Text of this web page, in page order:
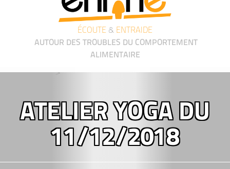
ÉCOUTE & ENTRAIDE
AUTOUR DES TROUBLES DU COMPORTEMENT
ALIMENTAIRE
');">
ATELIER YOGA DU
11/12/2018